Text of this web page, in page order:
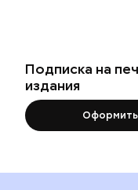
Подписка на
издания
Оформить